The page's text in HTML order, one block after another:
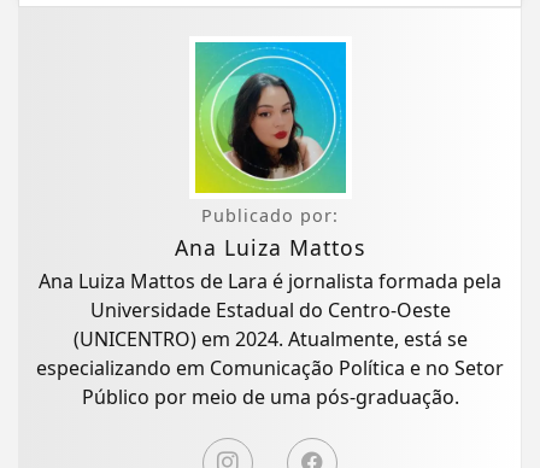
Publicado por:
Ana Luiza Mattos
Ana Luiza Mattos de Lara é jornalista formada pela
Universidade Estadual do Centro-Oeste
(UNICENTRO) em 2024. Atualmente, está se
especializando em Comunicação Política e no Setor
Público por meio de uma pós-graduação.